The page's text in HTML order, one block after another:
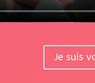
Je suis